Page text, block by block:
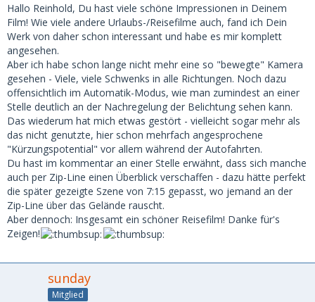
Hallo Reinhold, Du hast viele schöne Impressionen in Deinem
Film! Wie viele andere Urlaubs-/Reisefilme auch, fand ich Dein
Werk von daher schon interessant und habe es mir komplett
angesehen.
Aber ich habe schon lange nicht mehr eine so "bewegte" Kamera
gesehen - Viele, viele Schwenks in alle Richtungen. Noch dazu
offensichtlich im Automatik-Modus, wie man zumindest an einer
Stelle deutlich an der Nachregelung der Belichtung sehen kann.
Das wiederum hat mich etwas gestört - vielleicht sogar mehr als
das nicht genutzte, hier schon mehrfach angesprochene
"Kürzungspotential" vor allem während der Autofahrten.
Du hast im kommentar an einer Stelle erwähnt, dass sich manche
auch per Zip-Line einen Überblick verschaffen - dazu hätte perfekt
die später gezeigte Szene von 7:15 gepasst, wo jemand an der
Zip-Line über das Gelände rauscht.
Aber dennoch: Insgesamt ein schöner Reisefilm! Danke für's
Zeigen!
sunday
Mitglied